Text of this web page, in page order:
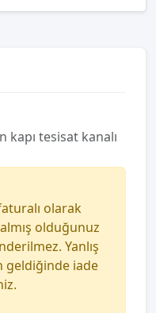
tesisat kanalı
olarak
olduğunuz
Yanlış
geldiğinde iade